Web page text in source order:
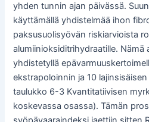
yhden tunnin ajan päivässä.
käyttämällä yhdistelmää ihon
paksusuolisyövän riskiarvioista
alumiinioksiditrihydraatille.
yhdistetyllä
ekstrapoloinnin ja 10
taulukko 6-3 Kvantitatiivisen
koskevassa osassa). Tämän